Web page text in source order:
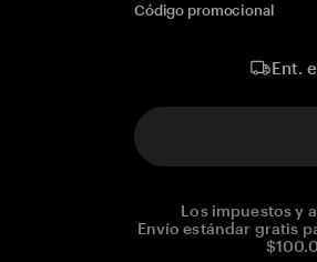
Código promocional
Ent.
Los impuestos y
Envío estándar gratis